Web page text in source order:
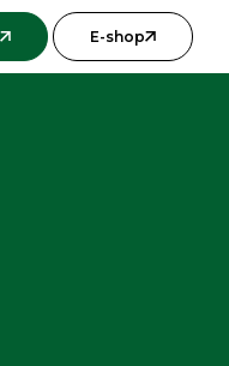
E-shop